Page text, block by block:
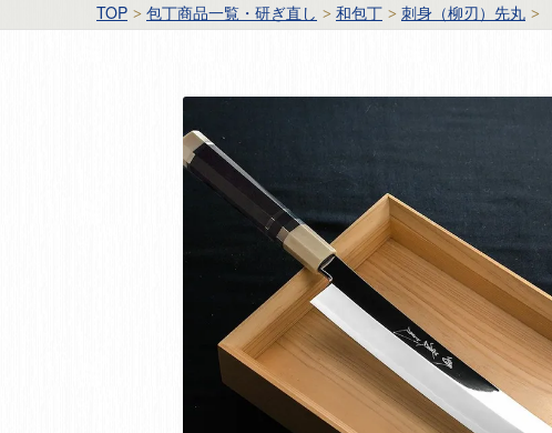
TOP 包丁商品一覧・研ぎ直し 和包丁 刺身（柳刃）先丸